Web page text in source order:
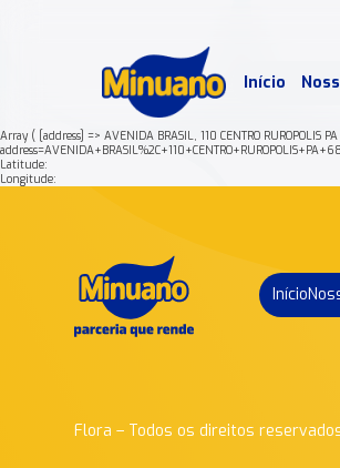
Início
Array ( [address] => AVENIDA BRASIL, 110 CENTRO
Latitude:
Longitude:
Início
Flora – Todos os direitos